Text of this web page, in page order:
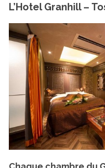
L’Hotel Granhill –